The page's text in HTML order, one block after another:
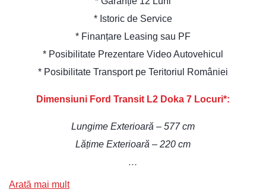
* Istoric de Service
* Finanțare Leasing sau PF
* Posibilitate Prezentare Video Autovehicul
* Posibilitate Transport pe Teritoriul României
Dimensiuni Ford Transit L2 Doka 7 Locuri*:
Lungime Exterioară – 577 cm
Lățime Exterioară – 220 cm
…
Arată mai mult